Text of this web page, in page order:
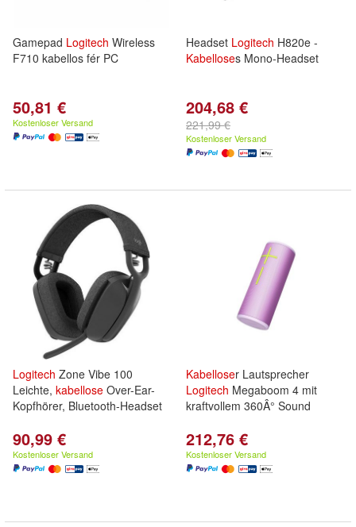
Gamepad Logitech Wireless
F710 kabellos fér PC
50,81 €
Kostenloser Versand
Headset Logitech H820e -
Kabelloses Mono-Headset
204,68 €
221,99 €
Kostenloser Versand
Logitech Zone Vibe 100
Leichte, kabellose Over-Ear-
Kopfhörer, Bluetooth-Headset
90,99 €
Kostenloser Versand
Kabelloser Lautsprecher
Logitech Megaboom 4 mit
kraftvollem 360Â° Sound
212,76 €
Kostenloser Versand